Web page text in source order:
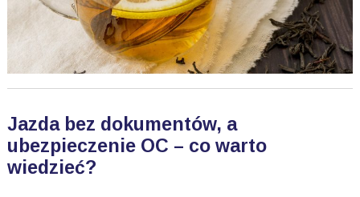
Jazda bez dokumentów, a
ubezpieczenie OC – co warto
wiedzieć?